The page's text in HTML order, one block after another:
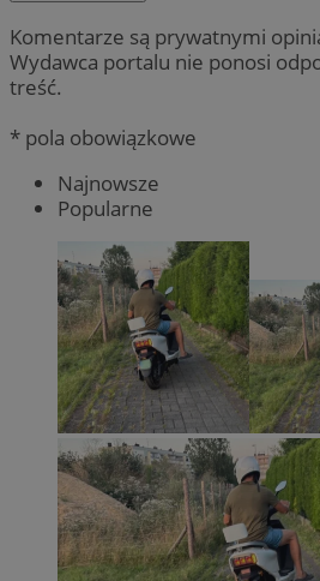
Komentarze są prywatnymi
Wydawca portalu nie ponosi
treść.
* pola obowiązkowe
Najnowsze
Popularne